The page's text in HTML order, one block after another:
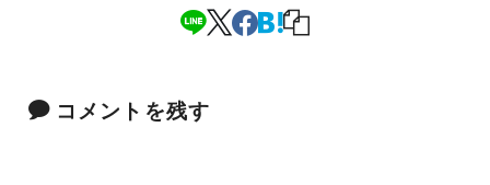
コメントを残す